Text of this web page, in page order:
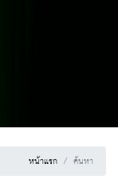
หน้าแรก ค้นหา